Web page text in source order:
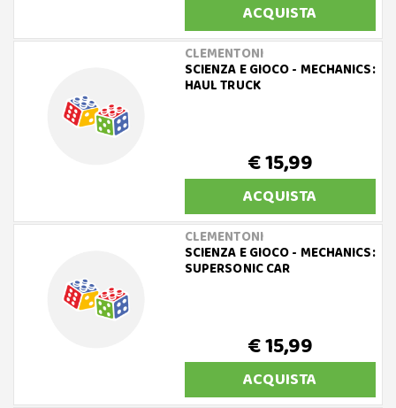
ACQUISTA
CLEMENTONI
SCIENZA E GIOCO - MECHANICS:
HAUL TRUCK
€ 15,99
ACQUISTA
CLEMENTONI
SCIENZA E GIOCO - MECHANICS:
SUPERSONIC CAR
€ 15,99
ACQUISTA